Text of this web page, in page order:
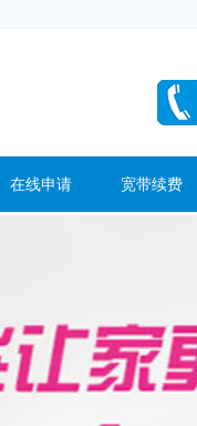
在线申请 宽带续费